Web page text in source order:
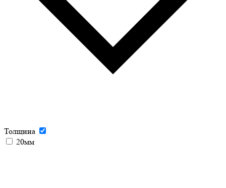
Толщина
20мм